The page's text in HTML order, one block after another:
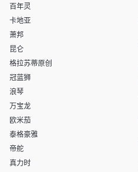
百年灵
卡地亚
萧邦
昆仑
格拉苏蒂原创
冠蓝狮
浪琴
万宝龙
欧米茄
泰格豪雅
帝舵
真力时